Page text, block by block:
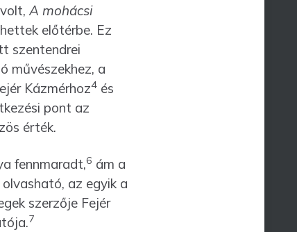
volt,A mohácsi
előtérbe. Ez
szentendrei
művészekhez, a
Kázmérhoz4és
pont az
érték.
fennmaradt,6 ám a
az egyik a
szerzője Fejér
7